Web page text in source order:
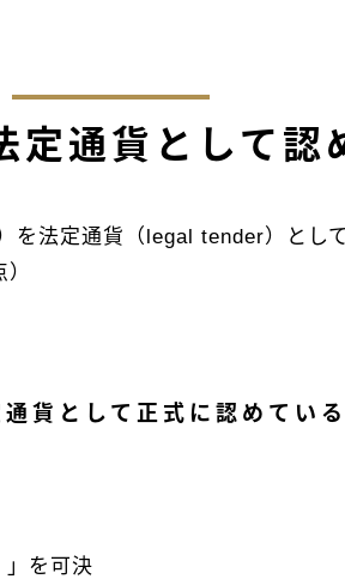
定通貨として認
を法定通貨（legal tender）とし
貨として正式に認めてい
」を可決